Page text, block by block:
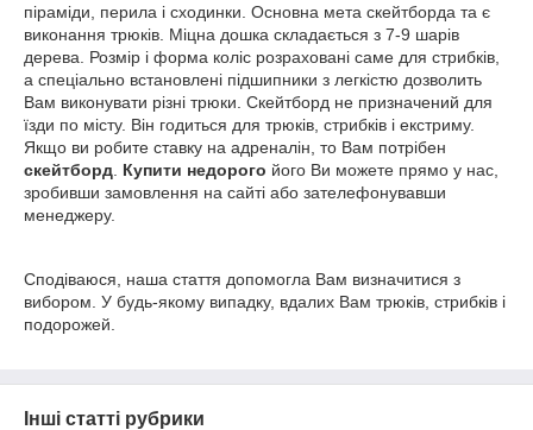
піраміди, перила і сходинки. Основна мета скейтборда та є
виконання трюків. Міцна дошка складається з 7-9 шарів
дерева. Розмір і форма коліс розраховані саме для стрибків,
а спеціально встановлені підшипники з легкістю дозволить
Вам виконувати різні трюки. Скейтборд не призначений для
їзди по місту. Він годиться для трюків, стрибків і екстриму.
Якщо ви робите ставку на адреналін, то Вам потрібен
скейтборд Купити недорого його Ви можете прямо у нас,
зробивши замовлення на сайті або зателефонувавши
менеджеру.
Сподіваюся, наша стаття допомогла Вам визначитися з
вибором. У будь-якому випадку, вдалих Вам трюків, стрибків і
подорожей.
Інші статті рубрики